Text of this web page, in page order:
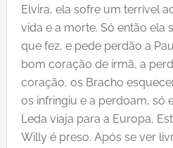
Elvira, ela sofre um terrível
vida e a morte. Só então ela
que fez, e pede perdão a
bom coração de irmã, a
coração, os Bracho
os infringiu e a perdoam, só
Leda viaja para a Europa,
Willy é preso. Após se ver